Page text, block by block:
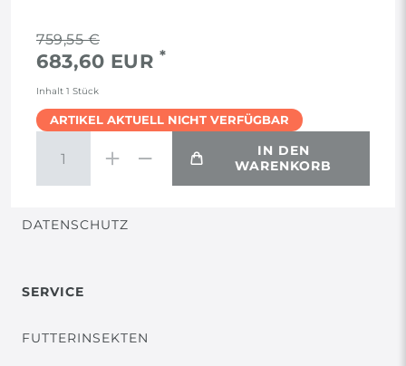
759,55 €
683,60 EUR *
Inhalt 1 Stück
ARTIKEL AKTUELL NICHT VERFÜGBAR
IN DEN
WARENKORB
RECHTLICHES
AGB
WIDERRUF
DATENSCHUTZ
SERVICE
FUTTERINSEKTEN